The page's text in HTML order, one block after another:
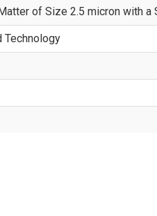
of Size 2.5 micron with